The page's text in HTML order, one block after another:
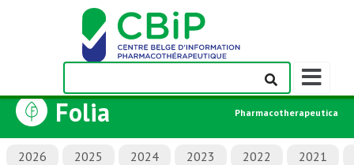
Afficher/
la
de
navigation
Folia Pharmacotherapeutica
2026 2025 2024 2023 2022 2021